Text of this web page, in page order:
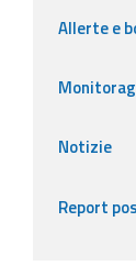
Allerte e
Notizie
Report